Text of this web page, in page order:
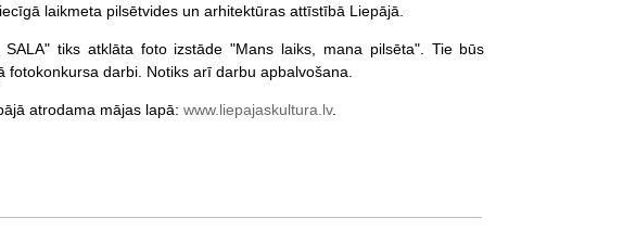
laikmeta pilsētvides un arhitektūras attīstībā Liepājā.
tiks atklāta foto izstāde "Mans laiks, mana pilsēta". Tie būs
darbi. Notiks arī darbu apbalvošana.
atrodama mājas lapā: www.liepajaskultura.lv.